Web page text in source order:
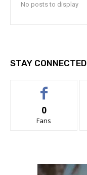
No posts to display
STAY CONNECTED
0
Fans